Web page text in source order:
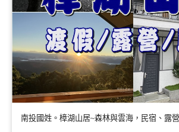
南投國姓。樟湖山居~森林與雲海，民宿、露